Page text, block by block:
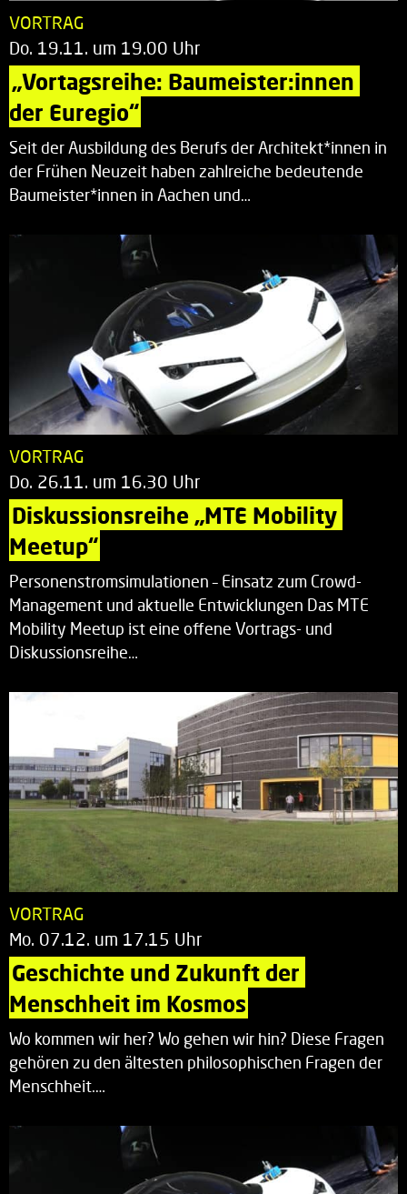
VORTRAG
Do. 19.11. um 19.00 Uhr
„Vortagsreihe: Baumeister:innen
der Euregio“
Seit der Ausbildung des Berufs der Architekt*innen in
der Frühen Neuzeit haben zahlreiche bedeutende
Baumeister*innen in Aachen und…
VORTRAG
Do. 26.11. um 16.30 Uhr
Diskussionsreihe „MTE Mobility
Meetup“
Personenstromsimulationen – Einsatz zum Crowd-
Management und aktuelle Entwicklungen Das MTE
Mobility Meetup ist eine offene Vortrags- und
Diskussionsreihe…
VORTRAG
Mo. 07.12. um 17.15 Uhr
Geschichte und Zukunft der
Menschheit im Kosmos
Wo kommen wir her? Wo gehen wir hin? Diese Fragen
gehören zu den ältesten philosophischen Fragen der
Menschheit.…